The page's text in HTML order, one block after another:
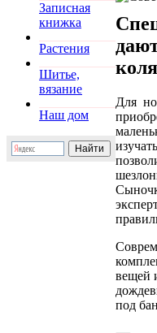
Записная
книжка
Растения
Шитье,
вязание
Наш дом
Для
вещей
под